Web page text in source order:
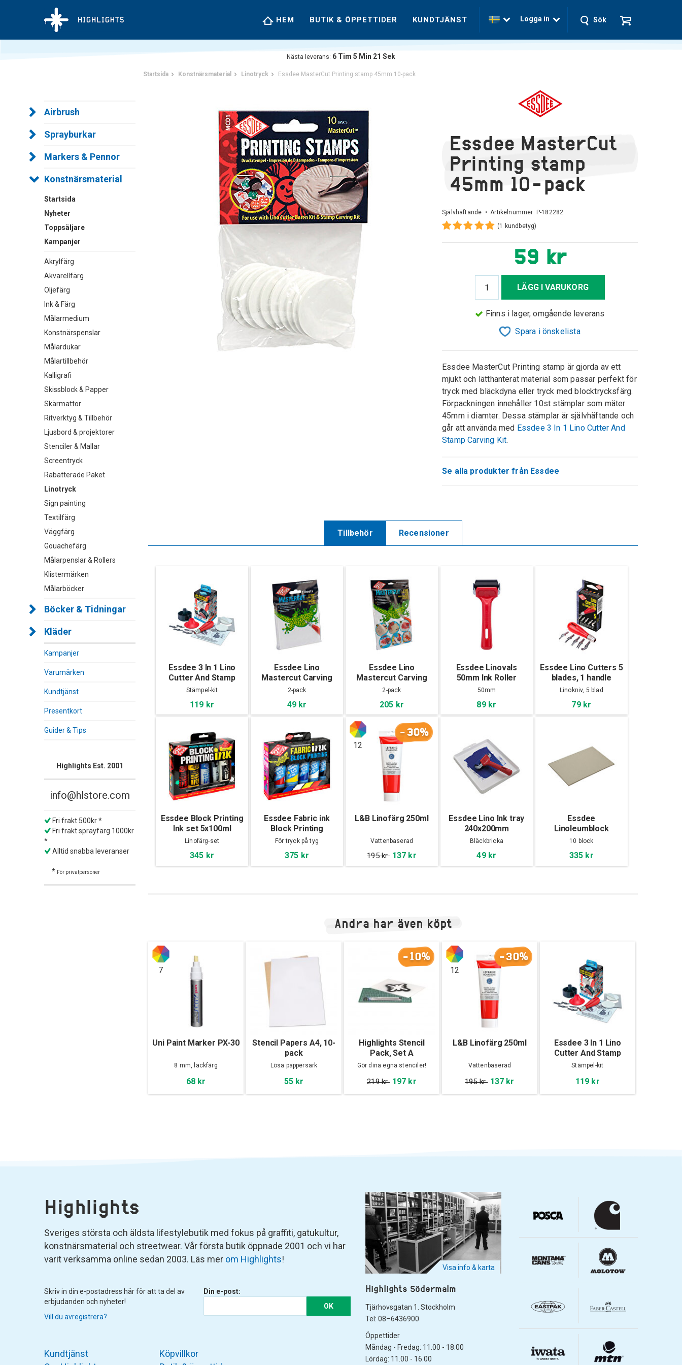
HEM BUTIK & ÖPPETTIDER KUNDTJÄNST Logga in Sök
Nästa leverans: 6 Tim 5 Min 20 Sek
Airbrush
Sprayburkar
Markers & Pennor
Konstnärsmaterial
Startsida
Nyheter
Toppsäljare
Kampanjer
Akrylfärg
Akvarellfärg
Oljefärg
Ink & Färg
Målarmedium
Konstnärspenslar
Målardukar
Målartillbehör
Kalligrafi
Skissblock & Papper
Skärmattor
Ritverktyg & Tillbehör
Ljusbord & projektorer
Stenciler & Mallar
Screentryck
Rabatterade Paket
Linotryck
Sign painting
Textilfärg
Väggfärg
Gouachefärg
Målarpenslar & Rollers
Klistermärken
Målarböcker
Böcker & Tidningar
Kläder
Kampanjer
Varumärken
Kundtjänst
Presentkort
Guider & Tips
Highlights Est. 2001
info@hlstore.com
Fri frakt 500kr *
Fri frakt sprayfärg 1000kr
*
Alltid snabba leveranser
* För privatpersoner
Startsida Konstnärsmaterial Linotryck Essdee MasterCut Printing stamp 45mm 10-pack
Essdee MasterCut
Printing stamp
45mm 10-pack
Självhäftande • Artikelnummer: P-182282
(1 kundbetyg)
59 kr
LÄGG I VARUKORG
Finns i lager, omgående leverans
Spara i önskelista
Essdee MasterCut Printing stamp är gjorda av ett
mjukt och lätthanterat material som passar perfekt för
tryck med bläckdyna eller tryck med blocktrycksfärg.
Förpackningen innehåller 10st stämplar som mäter
45mm i diamter. Dessa stämplar är självhäftande och
går att använda med Essdee 3 In 1 Lino Cutter And
Stamp Carving Kit.
Se alla produkter från Essdee
Tillbehör Recensioner
Essdee 3 In 1 Lino
Cutter And Stamp
Carving Kit
Stämpel-kit
119 kr
Essdee Lino
Mastercut Carving
Block 100x100x4mm
2-pack
49 kr
Essdee Lino
Mastercut Carving
Block 300x200x4mm
2-pack
205 kr
Essdee Linovals
50mm Ink Roller
50mm
89 kr
Essdee Lino Cutters 5
blades, 1 handle
Linokniv, 5 blad
79 kr
Essdee Block Printing
Ink set 5x100ml
Primary Colours
Linofärg-set
345 kr
Essdee Fabric ink
Block Printing
5x100ml
För tryck på tyg
375 kr
-30%
12
L&B Linofärg 250ml
Vattenbaserad
195 kr 137 kr
Essdee Lino Ink tray
240x200mm
Bläckbricka
49 kr
Essdee
Linoleumblock
203x152x3,2mm 10-
10 block
335 kr
Andra har även köpt
7
Uni Paint Marker PX-30
8 mm, lackfärg
68 kr
Stencil Papers A4, 10-
pack
Lösa pappersark
55 kr
-10%
Highlights Stencil
Pack, Set A
Gör dina egna stenciler!
219 kr 197 kr
-30%
12
L&B Linofärg 250ml
Vattenbaserad
195 kr 137 kr
Essdee 3 In 1 Lino
Cutter And Stamp
Carving Kit
Stämpel-kit
119 kr
Highlights
Sveriges största och äldsta lifestylebutik med fokus på graffiti, gatukultur,
konstnärsmaterial och streetwear. Vår första butik öppnade 2001 och vi har
varit verksamma online sedan 2003. Läs mer om Highlights!
Skriv in din e-postadress här för att ta del av
erbjudanden och nyheter!
Vill du avregistrera?
Din e-post:
OK
Visa info & karta
Highlights Södermalm
Tjärhovsgatan 1. Stockholm
Tel: 08–6436900
Öppettider
Måndag - Fredag: 11.00 - 18.00
Lördag: 11.00 - 16.00
Kundtjänst
Köpvillkor